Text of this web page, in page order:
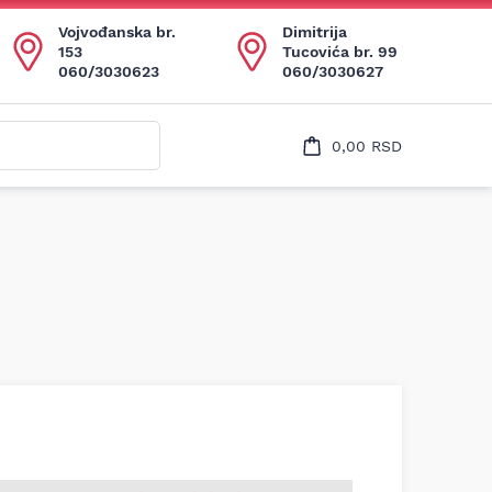
Vojvođanska br.
153
060/3030623
Dimitrija
Tucovića br. 99
060/3030627
0,00 RSD